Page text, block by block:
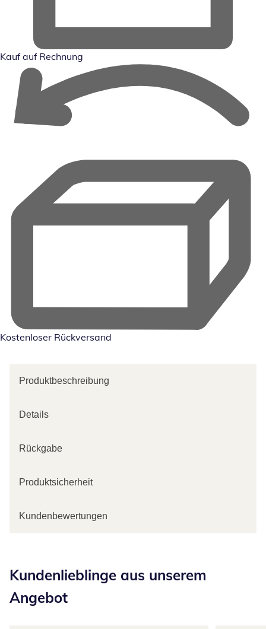
Kauf auf Rechnung
Kostenloser Rückversand
Produktbeschreibung
Details
Rückgabe
Produktsicherheit
Kundenbewertungen
Kundenlieblinge aus unserem
Angebot